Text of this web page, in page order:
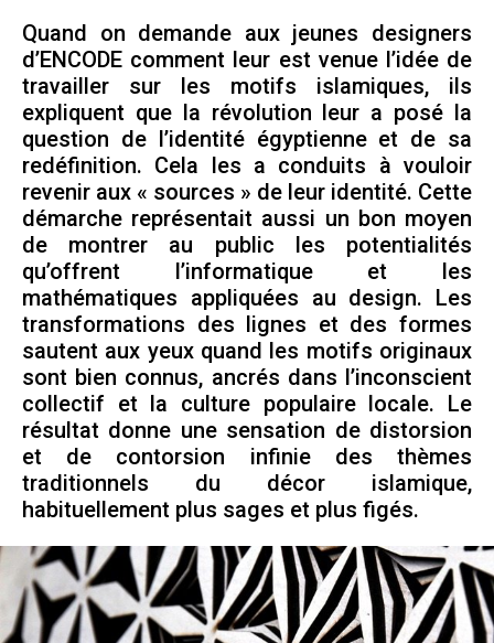
Quand on demande aux jeunes designers
d’ENCODE comment leur est venue l’idée de
travailler sur les motifs islamiques, ils
expliquent que la révolution leur a posé la
question de l’identité égyptienne et de sa
redéfinition. Cela les a conduits à vouloir
revenir aux « sources » de leur identité. Cette
démarche représentait aussi un bon moyen
de montrer au public les potentialités
qu’offrent l’informatique et les
mathématiques appliquées au design. Les
transformations des lignes et des formes
sautent aux yeux quand les motifs originaux
sont bien connus, ancrés dans l’inconscient
collectif et la culture populaire locale. Le
résultat donne une sensation de distorsion
et de contorsion infinie des thèmes
traditionnels du décor islamique,
habituellement plus sages et plus figés.